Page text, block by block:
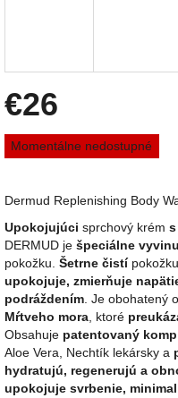
€26
Jednotková
cena:
Momentálne nedostupné
Dermud Replenishing Body
Upokojujúci sprchový krém
DERMUD je špeciálne
pokožku. Šetrne čistí
upokojuje, zmierňuje
podráždením. Je obohatený o
Mŕtveho mora, ktoré
Obsahuje patentovaný
Aloe Vera, Nechtík lekársky a
hydratujú, regenerujú a
upokojuje svrbenie,